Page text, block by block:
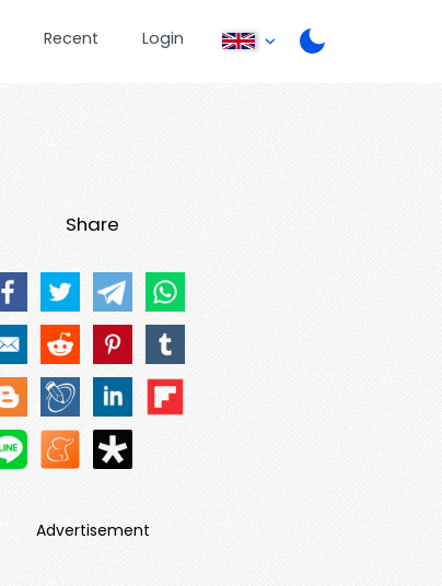
Recent Login
Share
Advertisement